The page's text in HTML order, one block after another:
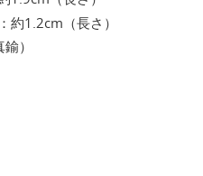
約1.2cm（長さ）
）